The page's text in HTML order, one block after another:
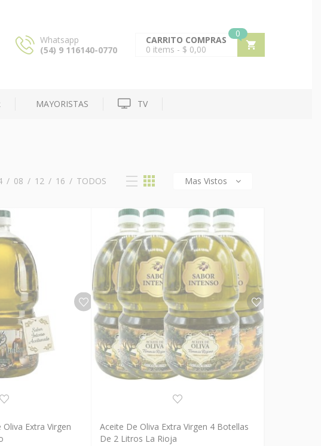
Whatsapp
(54) 9 116140-0770
0
CARRITO COMPRAS
0 items - $ 0,00
MAYORISTAS TV
/ 08 / 12 / 16 / TODOS Mas Vistos
Ahora!
Extra Virgen
Comprar Ahora!
Aceite De Oliva Extra Virgen 4 Botellas
De 2 Litros La Rioja